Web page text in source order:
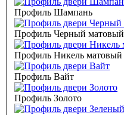
Профиль Шампань
Профиль Черный матовый
Профиль Никель матовый
Профиль Вайт
Профиль Золото